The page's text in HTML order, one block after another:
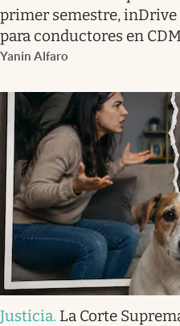
primer semestre,
para conductores en
Yanin Alfaro
Justicia. La Corte